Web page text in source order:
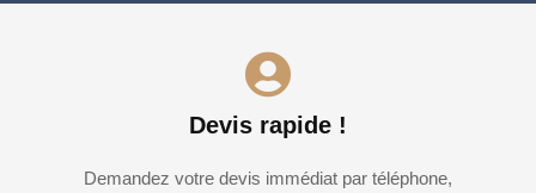
Devis rapide !
Demandez votre devis immédiat par téléphone,